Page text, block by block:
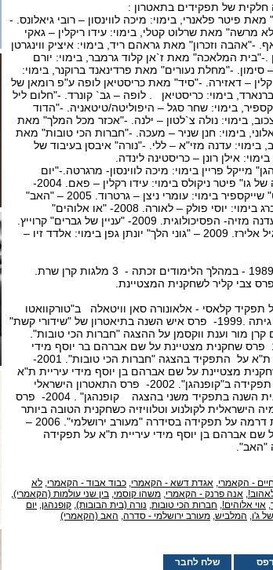
חלקית של תפקידים בתאטרון :
מאת פיטר פלאנרי, בימוי: מיכה לווינסון – רובי גיאלונס. -
מרשה" מאת שרלוט קטלי, בימוי: עידו ריקלין – גאקי
-"אהבה וזכרון" מאת גראהם ריד, בימוי: איציק ווינגרטן
.-"בית המלאכה" מאת ז`אן קלוד גרמבר, בימוי: יורם
סימון. -"מחלת נעורים" מאת פרדינאנד ברוקנר, בימוי:
– דאזירה. -"סיד" מאת כריסטיאן לופה ע"פ רומאן של
בימוי: כריסטיאן . לופה – גב` קונרד. -"חלום ליל
בימוי: שחר סגל – היפוליטה/טיטאניה. -"הדוד
צכוב, בימוי: נולה צ`לטון – ילנה. -"אכזר מכל המלך" מאת
בימוי: חנן שניר – מעכה. -"חברות הכי טובות" מאת
בימוי: עדנה מזי"א – ללי. -"נורה" איבסן בעיבוד של
אילן רונן – כריסטינה לינדה.
מייקל פריין בימוי: מיכה לווינסון- מרגרטה.-"יום
במותה של גו" פיטר ניקולס בימוי: עידו רקלין – פאם. 2004-
"המלט" שייקספיר בימוי: עומרי ניצן – גרטרוד. 2005 – "האב"
סטרינברג בימוי: יוסי פולק – לאורה. 2008- "או אלוהים"
בימוי:עדנה מזיה- הפסיכולוגית. 2009- "עניין של גברים" קרוייץ.
במוי:יגיל אלירז. 2009 – "גוני הלך" יונתן גפן בימוי: אלדד זיו –
1989-1992 - במהלך הלימודים זכתה - 3 מלגות קרן שרת.
תפקיד קלאסי - אלאונורה סאן וויטאלה ב"טורקוואטו
טאסו" גיתה .1999- פרס איש השנה בתיאטרון של "שידורי קשת"
קרן מור וענת ווקסמן על ההצגה "חברות הכי טובות".
ב1999 פרס שחקנית מצטיינת על שם אברהם בר יוסף מידי
עיריית ת"א על התפקיד בהצגה "חברות הכי טובות". 2001-
מצטיינת על שם אברהם בן יוסף מידי עיריית ת"א
יפו על תפקידה ב"קופנהגן". 2002- פרס התאטרון הישראלי
לשחקנית השנה בתפקיד משני בהצגה קופנהגן" . 2004- פרס
הישראלית לקולנוע וטלוויזיה כשחקנית הטובה ביותר
בסדרת דרמה על תפקידה בסידרה "מעורב ירושלמי". 2006 –
שם אברהם בן יוסף מידי עיריית ת"א על תפקידה
"האב".
- הקאמרי, אגדת דשא - הקאמרי, כבוד אבוד - הקאמרי, לא
, אנה פרנק - הקאמרי, משהו קוסמי, בין שני עולמות (הקאמרי),
, אוי אלוהים!, חברות הכי טובות, נורה (בית הבובות), קופנהגן, יום
ג'ו, המלביש, מעורב ירושלמי - סדרה, האב (הקאמרי)
שלח לחבר